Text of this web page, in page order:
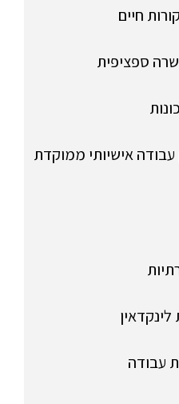
חיים
ספציפית
עבודה אישיותי ממוקדת
עבודה